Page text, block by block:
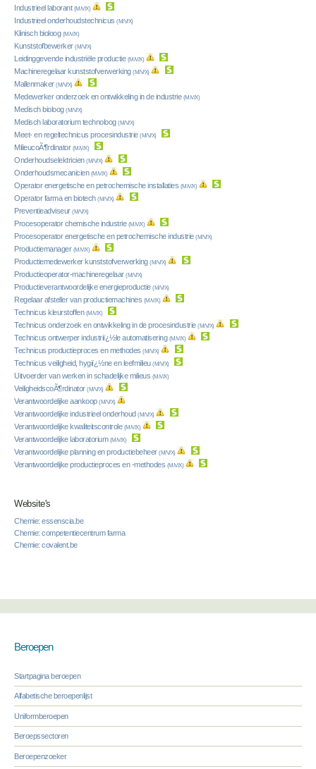
Industrieel laborant (M/V/X)
Industrieel onderhoudstechnicus (M/V/X)
Klinisch bioloog (M/V/X)
Kunststofbewerker (M/V/X)
Leidinggevende industriële productie (M/V/X)
Machineregelaar kunststofverwerking (M/V/X)
Mallenmaker (M/V/X)
Medewerker onderzoek en ontwikkeling in de industrie (M/V/X)
Medisch bioloog (M/V/X)
Medisch laboratorium technoloog (M/V/X)
Meet- en regeltechnicus procesindustrie (M/V/X)
MilieucoÃ¶rdinator (M/V/X)
Onderhoudselektricien (M/V/X)
Onderhoudsmecanicien (M/V/X)
Operator energetische en petrochemische installaties (M/V/X)
Operator farma en biotech (M/V/X)
Preventieadviseur (M/V/X)
Procesoperator chemische industrie (M/V/X)
Procesoperator energetische en petrochemische industrie (M/V/X)
Productiemanager (M/V/X)
Productiemedewerker kunststofverwerking (M/V/X)
Productieoperator-machineregelaar (M/V/X)
Productieverantwoordelijke energieproductie (M/V/X)
Regelaar afsteller van productiemachines (M/V/X)
Technicus kleurstoffen (M/V/X)
Technicus onderzoek en ontwikkeling in de procesindustrie (M/V/X)
Technicus ontwerper industriï¿½le automatisering (M/V/X)
Technicus productieproces en methodes (M/V/X)
Technicus veiligheid, hygiï¿½ne en leefmilieu (M/V/X)
Uitvoerder van werken in schadelijke milieus (M/V/X)
VeiligheidscoÃ¶rdinator (M/V/X)
Verantwoordelijke aankoop (M/V/X)
Verantwoordelijke industrieel onderhoud (M/V/X)
Verantwoordelijke kwaliteitscontrole (M/V/X)
Verantwoordelijke laboratorium (M/V/X)
Verantwoordelijke planning en productiebeheer (M/V/X)
Verantwoordelijke productieproces en -methodes (M/V/X)
Website's
Chemie: essenscia.be
Chemie: competentiecentrum farma
Chemie: covalent.be
Beroepen
Startpagina beroepen
Alfabetische beroepenlijst
Uniformberoepen
Beroepssectoren
Beroepenzoeker